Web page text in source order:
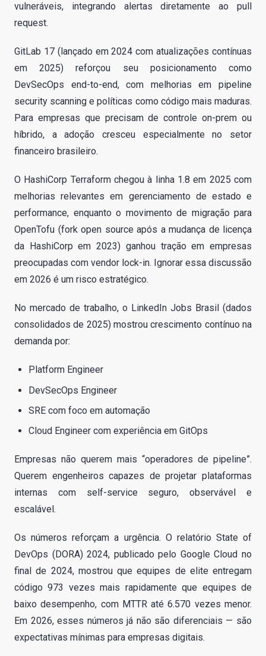
vulneráveis, integrando alertas diretamente ao pull
request.
GitLab 17 (lançado em 2024 com atualizações contínuas
em 2025) reforçou seu posicionamento como
DevSecOps end-to-end, com melhorias em pipeline
security scanning e políticas como código mais maduras.
Para empresas que precisam de controle on-prem ou
híbrido, a adoção cresceu especialmente no setor
financeiro brasileiro.
O HashiCorp Terraform chegou à linha 1.8 em 2025 com
melhorias relevantes em gerenciamento de estado e
performance, enquanto o movimento de migração para
OpenTofu (fork open source após a mudança de licença
da HashiCorp em 2023) ganhou tração em empresas
preocupadas com vendor lock-in. Ignorar essa discussão
em 2026 é um risco estratégico.
No mercado de trabalho, o LinkedIn Jobs Brasil (dados
consolidados de 2025) mostrou crescimento contínuo na
demanda por:
Platform Engineer
DevSecOps Engineer
SRE com foco em automação
Cloud Engineer com experiência em GitOps
Empresas não querem mais “operadores de pipeline”.
Querem engenheiros capazes de projetar plataformas
internas com self-service seguro, observável e
escalável.
Os números reforçam a urgência. O relatório State of
DevOps (DORA) 2024, publicado pelo Google Cloud no
final de 2024, mostrou que equipes de elite entregam
código 973 vezes mais rapidamente que equipes de
baixo desempenho, com MTTR até 6.570 vezes menor.
Em 2026, esses números já não são diferenciais — são
expectativas mínimas para empresas digitais.